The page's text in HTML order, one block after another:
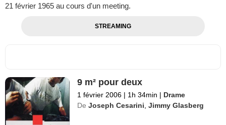
21 février 1965 au cours d'un meeting.
STREAMING
9 m² pour deux
1 février 2006 | 1h 34min | Drame
De Joseph Cesarini ,Jimmy Glasberg